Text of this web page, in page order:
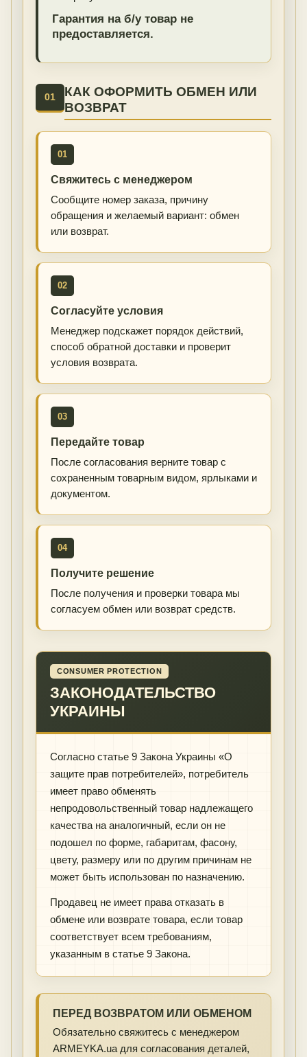
Гарантия на б/у товар не
предоставляется.
01
КАК ОФОРМИТЬ ОБМЕН ИЛИ
ВОЗВРАТ
01
Свяжитесь с менеджером
Сообщите номер заказа, причину
обращения и желаемый вариант: обмен
или возврат.
02
Согласуйте условия
Менеджер подскажет порядок действий,
способ обратной доставки и проверит
условия возврата.
03
Передайте товар
После согласования верните товар с
сохраненным товарным видом, ярлыками и
документом.
04
Получите решение
После получения и проверки товара мы
согласуем обмен или возврат средств.
CONSUMER PROTECTION
ЗАКОНОДАТЕЛЬСТВО
УКРАИНЫ
Согласно статье 9 Закона Украины «О
защите прав потребителей», потребитель
имеет право обменять
непродовольственный товар надлежащего
качества на аналогичный, если он не
подошел по форме, габаритам, фасону,
цвету, размеру или по другим причинам не
может быть использован по назначению.
Продавец не имеет права отказать в
обмене или возврате товара, если товар
соответствует всем требованиям,
указанным в статье 9 Закона.
ПЕРЕД ВОЗВРАТОМ ИЛИ ОБМЕНОМ
Обязательно свяжитесь с менеджером
ARMEYKA.ua для согласования деталей,